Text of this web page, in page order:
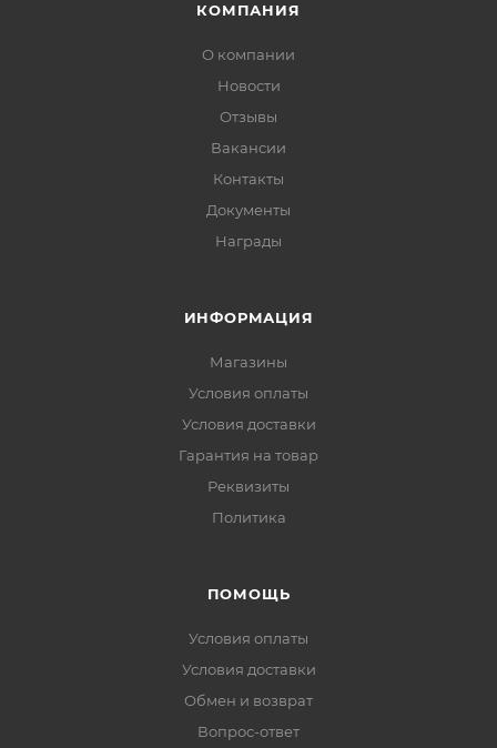
КОМПАНИЯ
О компании
Новости
Отзывы
Вакансии
Контакты
Документы
Награды
ИНФОРМАЦИЯ
Магазины
Условия оплаты
Условия доставки
Гарантия на товар
Реквизиты
Политика
ПОМОЩЬ
Условия оплаты
Условия доставки
Обмен и возврат
Вопрос-ответ